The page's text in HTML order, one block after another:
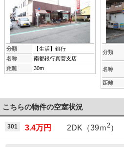
分類
【生活】銀行
名称
南都銀行真菅支店
距離
30m
分類
名称
距離
こちらの物件の空室状況
301 3.4万円 2DK（39ｍ2）